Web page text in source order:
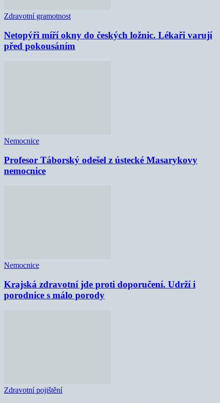
Zdravotní gramotnost
Netopýři míří okny do českých ložnic. Lékaři varují
před pokousáním
Nemocnice
Profesor Táborský odešel z ústecké Masarykovy
nemocnice
Nemocnice
Krajská zdravotní jde proti doporučení. Udrží i
porodnice s málo porody
Zdravotní pojištění